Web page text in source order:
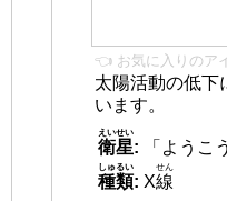
👈 お気に入りのア
太陽活動の低下
います。
衛星
えいせい
:
「ようこ
種類
しゅるい
: X線
せん